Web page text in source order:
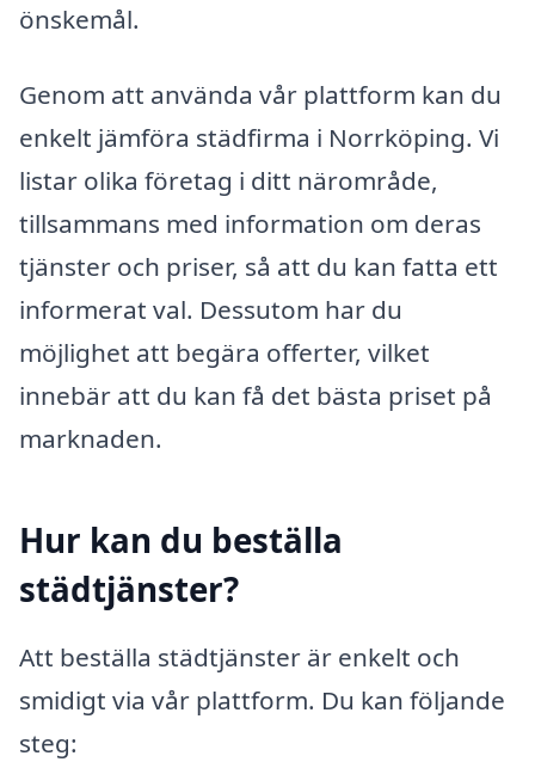
önskemål.
Genom att använda vår plattform kan du
enkelt jämföra städfirma i Norrköping. Vi
listar olika företag i ditt närområde,
tillsammans med information om deras
tjänster och priser, så att du kan fatta ett
informerat val. Dessutom har du
möjlighet att begära offerter, vilket
innebär att du kan få det bästa priset på
marknaden.
Hur kan du beställa
städtjänster?
Att beställa städtjänster är enkelt och
smidigt via vår plattform. Du kan följande
steg: